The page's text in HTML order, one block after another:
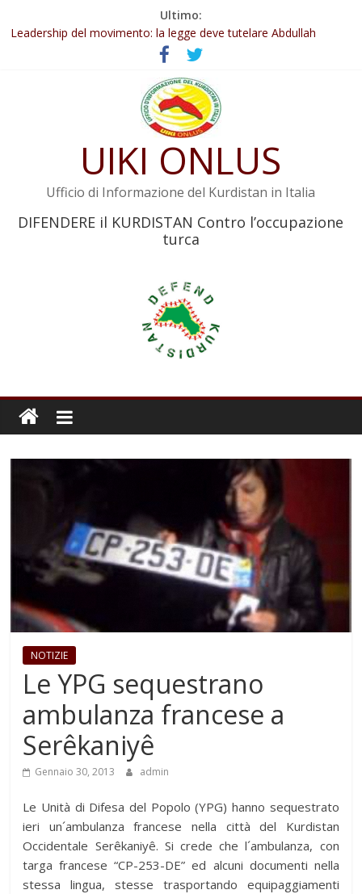
Ultimo:
Abdullah Öcalan: Le legge negativa deve essere trasformata in
legge positiva
Leadership del movimento: la legge deve tutelare Abdullah
Commissione donne del KNK: Şengal è di nuovo sotto minaccia
Non tenere conto della situazione di Rêber Apo ostacolerebbe
Il KNK chiede un’azione internazionale contro i crimini di guerra
UIKI ONLUS
Ufficio di Informazione del Kurdistan in Italia
DIFENDERE il KURDISTAN Contro l’occupazione
turca
NOTIZIE
Le YPG sequestrano
ambulanza francese a
Serêkaniyê
Gennaio 30, 2013 admin
Le Unità di Difesa del Popolo (YPG) hanno sequestrato
ieri un´ambulanza francese nella città del Kurdistan
Occidentale Serêkaniyê. Si crede che l´ambulanza, con
targa francese “CP-253-DE” ed alcuni documenti nella
stessa lingua, stesse trasportando equipaggiamenti